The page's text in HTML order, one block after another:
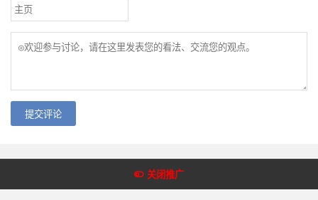
关闭推广
提交评论
Copyright @2018-2022 皇冠体育网 版权所有